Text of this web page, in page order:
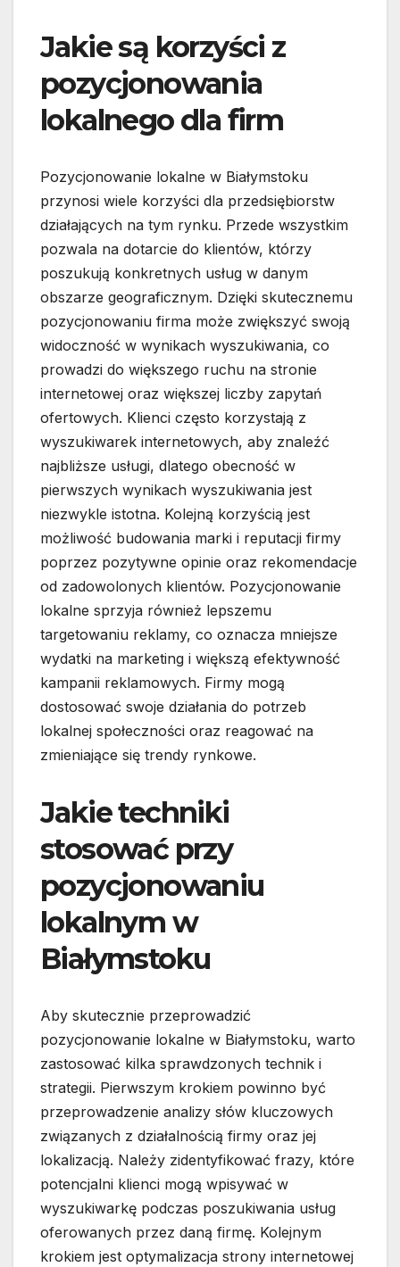
Jakie są korzyści z
pozycjonowania
lokalnego dla firm
Pozycjonowanie lokalne w Białymstoku
przynosi wiele korzyści dla przedsiębiorstw
działających na tym rynku. Przede wszystkim
pozwala na dotarcie do klientów, którzy
poszukują konkretnych usług w danym
obszarze geograficznym. Dzięki skutecznemu
pozycjonowaniu firma może zwiększyć swoją
widoczność w wynikach wyszukiwania, co
prowadzi do większego ruchu na stronie
internetowej oraz większej liczby zapytań
ofertowych. Klienci często korzystają z
wyszukiwarek internetowych, aby znaleźć
najbliższe usługi, dlatego obecność w
pierwszych wynikach wyszukiwania jest
niezwykle istotna. Kolejną korzyścią jest
możliwość budowania marki i reputacji firmy
poprzez pozytywne opinie oraz rekomendacje
od zadowolonych klientów. Pozycjonowanie
lokalne sprzyja również lepszemu
targetowaniu reklamy, co oznacza mniejsze
wydatki na marketing i większą efektywność
kampanii reklamowych. Firmy mogą
dostosować swoje działania do potrzeb
lokalnej społeczności oraz reagować na
zmieniające się trendy rynkowe.
Jakie techniki
stosować przy
pozycjonowaniu
lokalnym w
Białymstoku
Aby skutecznie przeprowadzić
pozycjonowanie lokalne w Białymstoku, warto
zastosować kilka sprawdzonych technik i
strategii. Pierwszym krokiem powinno być
przeprowadzenie analizy słów kluczowych
związanych z działalnością firmy oraz jej
lokalizacją. Należy zidentyfikować frazy, które
potencjalni klienci mogą wpisywać w
wyszukiwarkę podczas poszukiwania usług
oferowanych przez daną firmę. Kolejnym
krokiem jest optymalizacja strony internetowej